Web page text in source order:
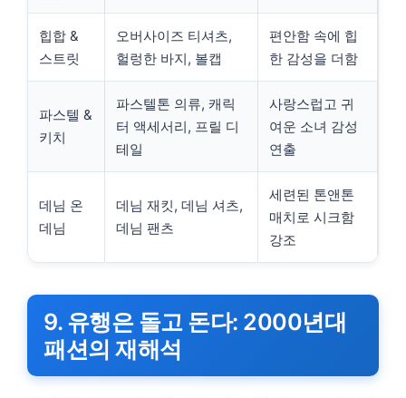
힙합 &
스트릿
오버사이즈 티셔츠,
헐렁한 바지, 볼캡
편안함 속에 힙
한 감성을 더함
파스텔 &
키치
파스텔톤 의류, 캐릭
터 액세서리, 프릴 디
테일
사랑스럽고 귀
여운 소녀 감성
연출
데님 온
데님
데님 재킷, 데님 셔츠,
데님 팬츠
세련된 톤앤톤
매치로 시크함
강조
9. 유행은 돌고 돈다: 2000년대
패션의 재해석